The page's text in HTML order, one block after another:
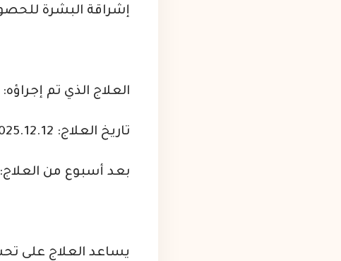
إشراقة البشرة
العلاج الذي تم إجراؤه:
تاريخ العلاج: 2025.12.12
بعد أسبوع من العلاج: 2025.12.19
يساعد العلاج على